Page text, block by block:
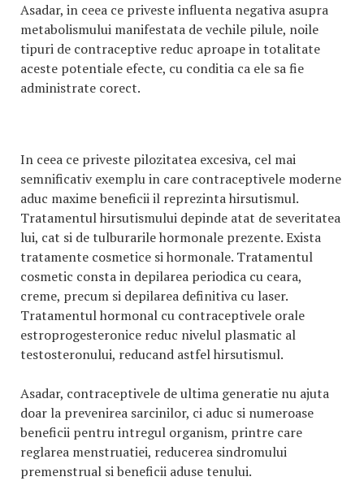
Asadar, in ceea ce priveste influenta negativa asupra
metabolismului manifestata de vechile pilule, noile
tipuri de contraceptive reduc aproape in totalitate
aceste potentiale efecte, cu conditia ca ele sa fie
administrate corect.
In ceea ce priveste pilozitatea excesiva, cel mai
semnificativ exemplu in care contraceptivele moderne
aduc maxime beneficii il reprezinta hirsutismul.
Tratamentul hirsutismului depinde atat de severitatea
lui, cat si de tulburarile hormonale prezente. Exista
tratamente cosmetice si hormonale. Tratamentul
cosmetic consta in depilarea periodica cu ceara,
creme, precum si depilarea definitiva cu laser.
Tratamentul hormonal cu contraceptivele orale
estroprogesteronice reduc nivelul plasmatic al
testosteronului, reducand astfel hirsutismul.
Asadar, contraceptivele de ultima generatie nu ajuta
doar la prevenirea sarcinilor, ci aduc si numeroase
beneficii pentru intregul organism, printre care
reglarea menstruatiei, reducerea sindromului
premenstrual si beneficii aduse tenului.